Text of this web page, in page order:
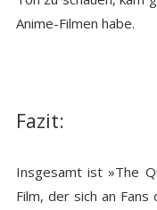
Anime-Filmen habe.
Fazit:
Insgesamt ist »The
Film, der sich an